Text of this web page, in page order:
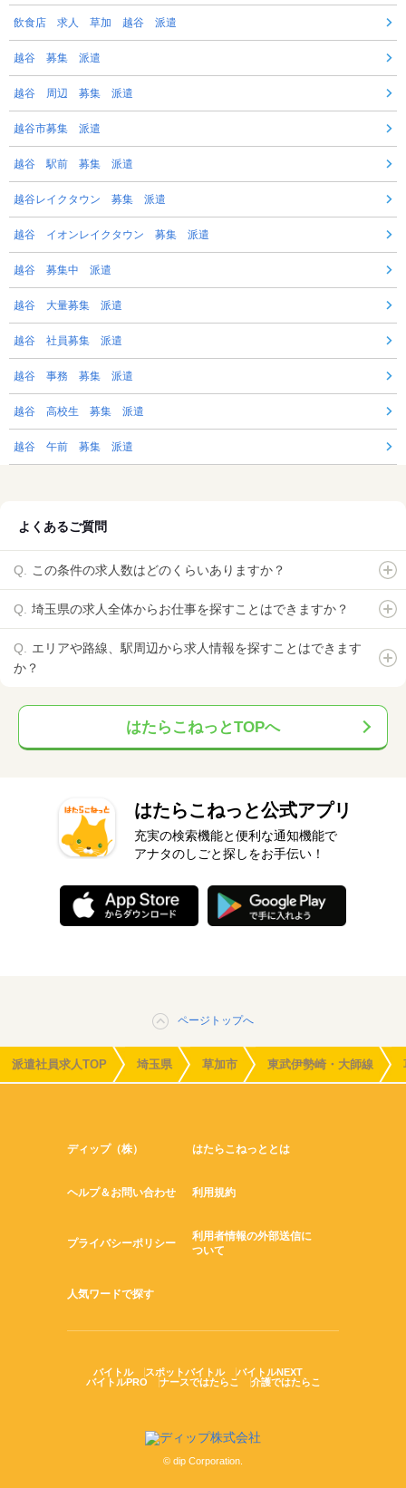
飲食店 求人 草加 越谷 派遣
越谷 募集 派遣
越谷 周辺 募集 派遣
越谷市募集 派遣
越谷 駅前 募集 派遣
越谷レイクタウン 募集 派遣
越谷 イオンレイクタウン 募集 派遣
越谷 募集中 派遣
越谷 大量募集 派遣
越谷 社員募集 派遣
越谷 事務 募集 派遣
越谷 高校生 募集 派遣
越谷 午前 募集 派遣
よくあるご質問
この条件の求人数はどのくらいありますか？
埼玉県の求人全体からお仕事を探すことはできますか？
エリアや路線、駅周辺から求人情報を探すことはできます
か？
はたらこねっとTOPへ
はたらこねっと公式アプリ
充実の検索機能と便利な通知機能で
アナタのしごと探しをお手伝い！
ページトップへ
派遣社員求人TOP 埼玉県 草加市 東武伊勢崎・大師線
ディップ（株） はたらこねっととは
ヘルプ＆お問い合わせ 利用規約
プライバシーポリシー
利用者情報の外部送信に
ついて
人気ワードで探す
バイトル スポットバイトル
バイトルNEXT
バイトルPRO
ナースではたらこ 介護ではたらこ
© dip Corporation.